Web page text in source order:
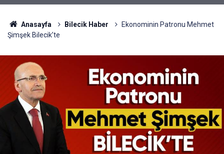
Anasayfa Bilecik Haber
Ekonominin Patronu Mehmet
Şimşek Bilecik’te